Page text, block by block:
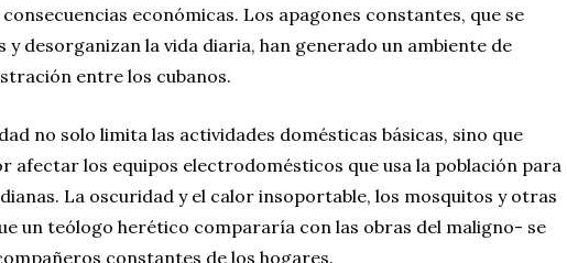
económicas. Los apagones constantes, que se
y desorganizan la vida diaria, han generado un ambiente de
entre los cubanos.
no solo limita las actividades domésticas básicas, sino que
afectar los equipos electrodomésticos que usa la población para
La oscuridad y el calor insoportable, los mosquitos y otras
un teólogo herético compararía con las obras del maligno- se
constantes de los hogares.